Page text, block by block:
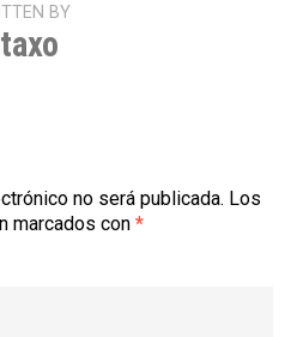
BY
no será publicada. Los
marcados con *